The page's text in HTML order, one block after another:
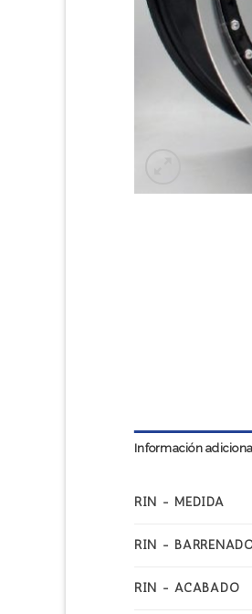
Información
RIN - MEDIDA
RIN -
RIN - ACABADO